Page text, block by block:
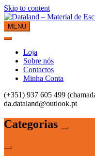
Skip to content
Dataland – Material de
Material de Escritório
MENU
Loja
Sobre nós
Contactos
Minha Conta
(+351) 937 605 499
da.dataland@outlook.pt
Categorias